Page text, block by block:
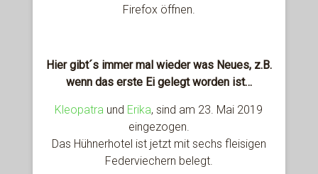
Firefox öffnen.
Hier gibt´s immer mal wieder was Neues, z.B.
wenn das erste Ei gelegt worden ist…
Kleopatra und Erika, sind am 23. Mai 2019
eingezogen.
Das Hühnerhotel ist jetzt mit sechs fleisigen
Federviechern belegt.